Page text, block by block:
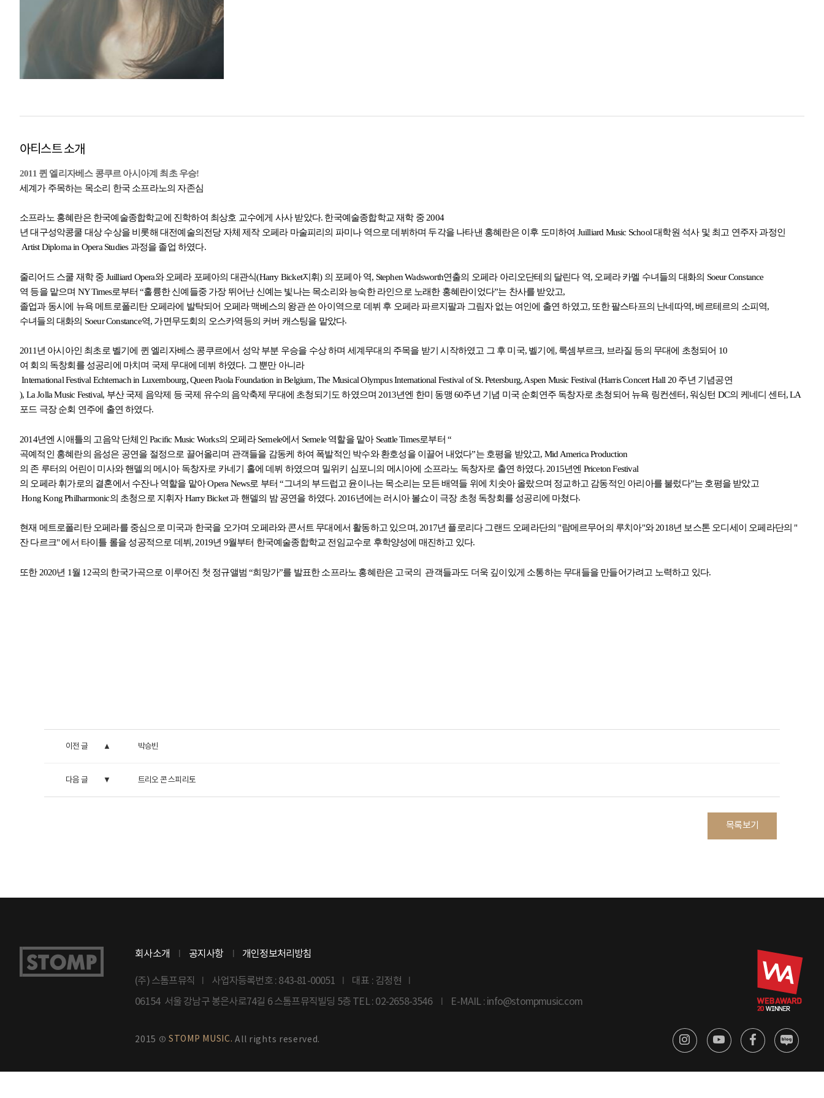
아티스트 소개
2011 퀸 엘리자베스 콩쿠르아시아계 최초 우승!
세계가 주목하는 목소리 한국 소프라노의 자존심
소프라노 홍혜란은 한국예술종합학교에 진학하여 최상호 교수에게 사사 받았다. 한국예술종합학교 재학 중 2004
년 대구성악콩쿨 대상 수상을 비롯해 대전예술의전당 자체 제작 오페라 마술피리의 파미나 역으로 데뷔하며 두각을 나타낸 홍혜란은 이후 도미하여 Juilliard Music School대학원 석사 및 최고 연주자 과정인
Artist Diploma in Opera Studies과정을 졸업 하였다.
줄리어드 스쿨 재학 중 Juilliard Opera와 오페라 포페아의 대관식(Harry Bicket지휘) 의 포페아 역, Stephen Wadsworth연출의 오페라 아리오단테의 달린다 역, 오페라 카멜 수녀들의 대화의 Soeur Constance
역 등을 맡으며 NY Times로부터 “훌륭한 신예들중 가장 뛰어난 신예는 빛나는 목소리와 능숙한 라인으로 노래한 홍혜란이었다”는 찬사를 받았고,
졸업과 동시에 뉴욕 메트로폴리탄 오페라에 발탁되어 오페라 맥베스의 왕관 쓴 아이역으로 데뷔 후 오페라 파르지팔과 그림자 없는 여인에 출연 하였고, 또한 팔스타프의 난네따역,베르테르의 소피역,
수녀들의 대화의 Soeur Constance역, 가면무도회의 오스카역등의 커버 캐스팅을 맡았다.
2011년 아시아인 최초로 벨기에 퀸 엘리자베스 콩쿠르에서 성악 부분 우승을 수상 하며 세계무대의 주목을 받기 시작하였고 그 후 미국, 벨기에 , 룩셈부르크, 브라질 등의 무대에 초청되어 10
여 회의 독창회를 성공리에 마치며 국제 무대에 데뷔 하였다. 그 뿐만 아니라
International Festival Echternach in Luxembourg, Queen Paola Foundation in Belgium, The Musical Olympus International Festival of St. Petersburg, Aspen Music Festival (Harris Concert Hall 20 주년 기념공연
), La Jolla Music Festival, 부산 국제 음악제 등 국제 유수의 음악축제 무대에 초청되기도 하였으며 2013년엔 한미 동맹 60주년 기념 미국 순회연주 독창자로 초청되어 뉴욕 링컨센터 ,워싱턴 DC의 케네디 센터, LA
포드 극장 순회 연주에 출연 하였다.
2014년엔 시애틀의 고음악 단체인 Pacific Music Works의 오페라Semele에서 Semele 역할을 맡아Seattle Times로부터 “
곡예적인 홍혜란의 음성은 공연을 절정으로 끌어올리며 관객들을 감동케 하여 폭발적인 박수와 환호성을 이끌어 내었다”는 호평을 받았고, Mid America Production
의 존 루터의 어린이 미사와 핸델의 메시아 독창자로 카네기 홀에 데뷔 하였으며 밀위키 심포니의 메시아에 소프라노 독창자로 출연 하였다. 2015년엔 Priceton Festival
의 오페라 휘가로의 결혼에서 수잔나 역할을 맡아Opera News로 부터 “그녀의 부드럽고 윤이나는 목소리는 모든 배역들 위에 치솟아 올랐으며 정교하고 감동적인 아리아를 불렀다”는 호평을 받았고
Hong Kong Philharmonic의 초청으로 지휘자Harry Bicket과 핸델의 밤 공연을 하였다. 2016년에는 러시아 볼쇼이 극장 초청 독창회를 성공리에 마쳤다.
현재 메트로폴리탄 오페라를 중심으로 미국과 한국을 오가며 오페라와 콘서트 무대에서 활동하고 있으며, 2017년 플로리다 그랜드 오페라단의 "람메르무어의 루치아"와2018년 보스톤 오디세이 오페라단의 "
잔 다르크"에서 타이틀 롤을 성공적으로 데뷔 , 2019년 9월부터 한국예술종합학교 전임교수로 후학양성에 매진하고 있다.
또한2020년 1월 12곡의 한국가곡으로 이루어진 첫 정규앨범 “희망가”를 발표한 소프라노 홍혜란은 고국의 관객들과도 더욱 깊이있게 소통하는 무대들을 만들어가려고 노력하고 있다.
이전 글 박승빈
다음 글 트리오 콘 스피리토
목록보기
회사소개 공지사항 개인정보처리방침
(주) 스톰프뮤직 사업자등록번호 : 843-81-00051
대표 : 김정현
06154 서울 강남구 봉은사로74길 6 스톰프뮤직빌딩 5층 TEL : 02-2658-3546 E-MAIL : info@stompmusic.com
2015 ©STOMP MUSIC. All rights reserved.